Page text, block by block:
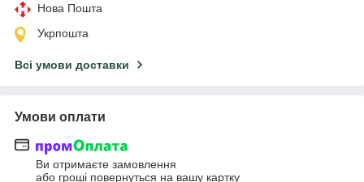
Нова Пошта
Укрпошта
Всі умови доставки
Умови оплати
Ви отримаєте замовлення
або гроші повернуться на вашу картку